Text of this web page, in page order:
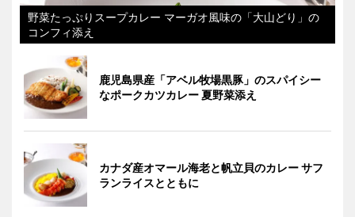
野菜たっぷりスープカレー マーガオ風味の「大山どり」の
コンフィ添え
鹿児島県産「アベル牧場黒豚」のスパイシー
なポークカツカレー 夏野菜添え
カナダ産オマール海老と帆立貝のカレー サフ
ランライスとともに